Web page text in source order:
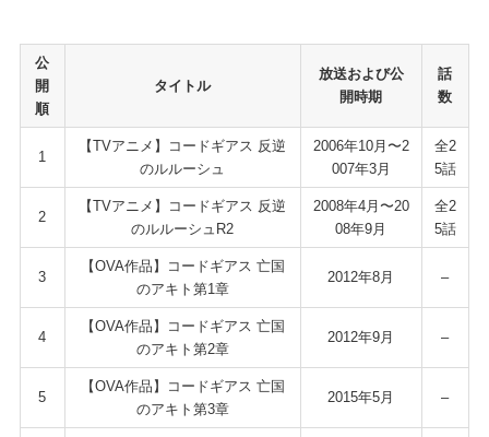
公
開
順
タイトル
放送および公
開時期
話
数
1
【TVアニメ】コードギアス 反逆
のルルーシュ
2006年10月〜2
007年3月
全2
5話
2
【TVアニメ】コードギアス 反逆
のルルーシュR2
2008年4月〜20
08年9月
全2
5話
3
【OVA作品】コードギアス 亡国
のアキト第1章
2012年8月 –
4
【OVA作品】コードギアス 亡国
のアキト第2章
2012年9月 –
5
【OVA作品】コードギアス 亡国
のアキト第3章
2015年5月 –